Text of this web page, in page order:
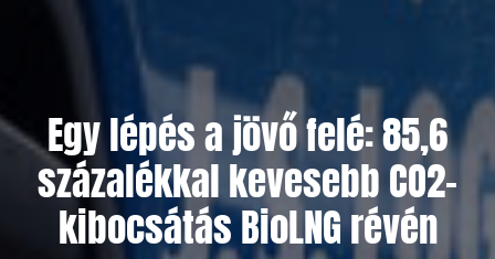
Egy lépés a jövő felé: 85,6
százalékkal kevesebb CO2-
kibocsátás BioLNG révén